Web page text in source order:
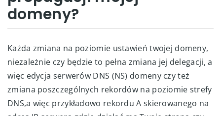
domeny?
Każda zmiana na poziomie ustawień twojej domeny,
niezależnie czy będzie to pełna zmiana jej delegacji, a
więc edycja serwerów DNS (NS) domeny czy też
zmiana poszczególnych rekordów na poziomie strefy
DNS,a więc przykładowo rekordu A skierowanego na